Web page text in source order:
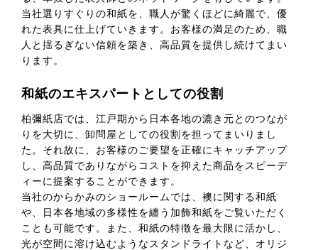
当社選りすぐりの和紙を、職人が驚くほどに綺麗で、優
れた表具に仕上げていきます。お客様の満足のため、職
人と揺るぎない信頼を築き、高品質を提供し続けてまい
ります。
和紙のエキスパートとしての役割
柏彌紙店では、江戸期から日本各地の漉き元とのつなが
りを大切に、卸問屋としての役割を担ってまいりまし
た。それ故に、お客様のご要望を正確にキャッチアップ
し、高品質でありながらコストを抑えた商品をスピーデ
ィーに提案することができます。
当社のからかみのショールームでは、襖に関する和紙
や、日本各地域の多様性を纏う加飾和紙をご覧いただく
ことも可能です。また、和紙の特徴を最大限に活かし、
光が空間に溶け込むようなスタンドライトなど、オリジ